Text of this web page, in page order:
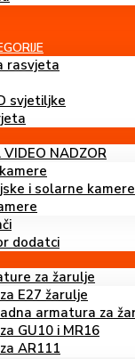
rasvjeta
svjetiljke
VIDEO NADZOR
i solarne kamere
dodatci
za žarulje
E27 žarulje
armatura za
GU10 i MR16
AR111